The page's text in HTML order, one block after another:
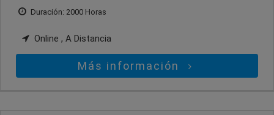
Duración: 2000 Horas
Online , A Distancia
Más información